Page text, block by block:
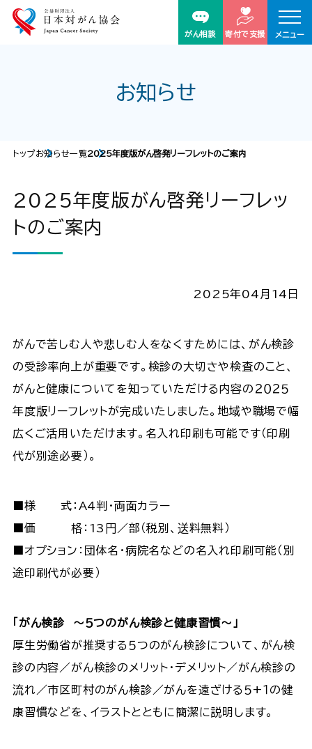
がん相談 寄付で支援 メニュー
お知らせ
トップお知らせ一覧2025年度版がん啓発リーフレットのご案内
2025年度版がん啓発リーフレッ
トのご案内
2025年04月14日
がんで苦しむ人や悲しむ人をなくすためには、がん検診
の受診率向上が重要です。検診の大切さや検査のこと、
がんと健康についてを知っていただける内容の２０２５
年度版リーフレットが完成いたしました。地域や職場で幅
広くご活用いただけます。名入れ印刷も可能です（印刷
代が別途必要）。
■様 式：A4判・両面カラー
■価 格：13円／部（税別、送料無料）
■オプション：団体名・病院名などの名入れ印刷可能（別
途印刷代が必要）
「がん検診 ～５つのがん検診と健康習慣～」
厚生労働省が推奨する５つのがん検診について、がん検
診の内容／がん検診のメリット・デメリット／がん検診の
流れ／市区町村のがん検診／がんを遠ざける５+１の健
康習慣などを、イラストとともに簡潔に説明します。